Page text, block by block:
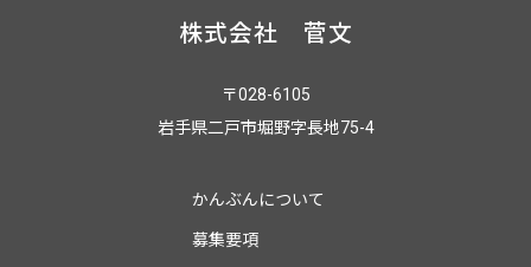
株式会社 菅文
〒028-6105
岩手県二戸市堀野字長地75-4
かんぶんについて
募集要項